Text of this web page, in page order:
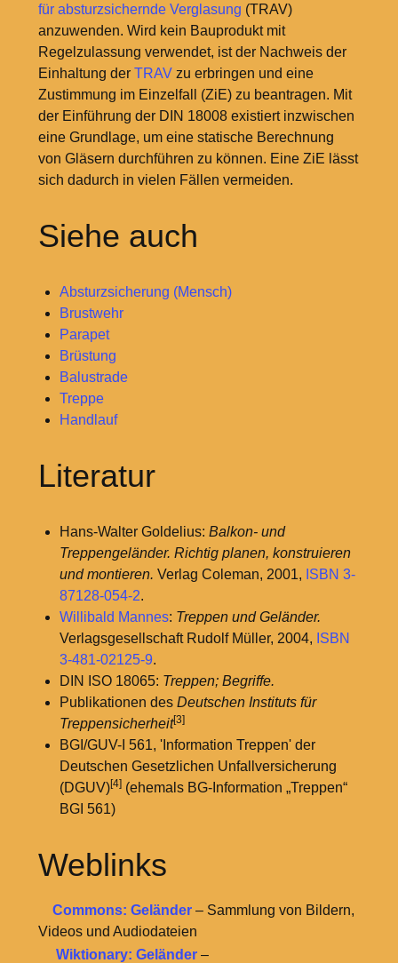
für absturzsichernde Verglasung (TRAV)
anzuwenden. Wird kein Bauprodukt mit
Regelzulassung verwendet, ist der Nachweis der
Einhaltung der TRAVzu erbringen und eine
Zustimmung im Einzelfall (ZiE) zu beantragen. Mit
der Einführung der DIN 18008 existiert inzwischen
eine Grundlage, um eine statische Berechnung
von Gläsern durchführen zu können. Eine ZiE lässt
sich dadurch in vielen Fällen vermeiden.
Siehe auch
Absturzsicherung (Mensch)
Brustwehr
Parapet
Brüstung
Balustrade
Treppe
Handlauf
Literatur
Hans-Walter Goldelius: Balkon- und
Treppengeländer. Richtig planen, konstruieren
und montieren. Verlag Coleman, 2001, ISBN 3-
87128-054-2.
Willibald Mannes: Treppen und Geländer.
Verlagsgesellschaft Rudolf Müller, 2004, ISBN
3-481-02125-9.
DIN ISO 18065: Treppen; Begriffe.
Publikationen des Deutschen Instituts für
Treppensicherheit[3]
BGI/GUV-I 561, 'Information Treppen' der
Deutschen Gesetzlichen Unfallversicherung
(DGUV)[4](ehemals BG-Information „Treppen“
BGI 561)
Weblinks
Commons: Geländer– Sammlung von Bildern,
Videos und Audiodateien
Wiktionary: Geländer–